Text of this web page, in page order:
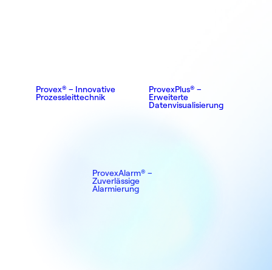
Provex® – Innovative
Prozessleittechnik
ProvexPlus® –
Erweiterte
Datenvisualisierung
ProvexAlarm® –
Zuverlässige
Alarmierung